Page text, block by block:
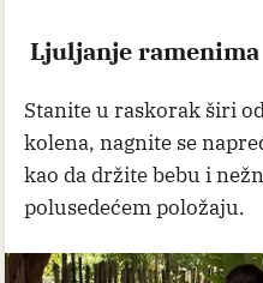
Ljuljanje ramenima
Stanite u raskorak širi
kolena, nagnite se
kao da držite bebu i
polusedećem položaju.